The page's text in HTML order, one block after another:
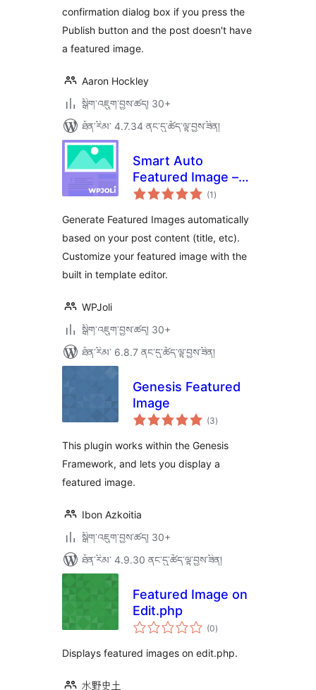
confirmation dialog box if you press the
Publish button and the post doesn't have
a featured image.
Aaron Hockley
སྒྲིག་འཇུག་བྱས་ཚད། 30+
ཐོན་རིམ་ 4.7.34 ནང་དུ་ཚོད་ལྟ་བྱས་ཟིན།
Smart Auto
Featured Image –
WordPress Plugin
(1 གདེང་
འཇོག་
ཚང་།
)
Generate Featured Images automatically
based on your post content (title, etc).
Customize your featured image with the
built in template editor.
WPJoli
སྒྲིག་འཇུག་བྱས་ཚད། 30+
ཐོན་རིམ་ 6.8.7 ནང་དུ་ཚོད་ལྟ་བྱས་ཟིན།
Genesis Featured
Image
(3གདེང་
འཇོག་
ཚང་།
)
This plugin works within the Genesis
Framework, and lets you display a
featured image.
Ibon Azkoitia
སྒྲིག་འཇུག་བྱས་ཚད། 30+
ཐོན་རིམ་ 4.9.30 ནང་དུ་ཚོད་ལྟ་བྱས་ཟིན།
Featured Image on
Edit.php
(0གདེང་
འཇོག་
ཚང་།
)
Displays featured images on edit.php.
水野史土